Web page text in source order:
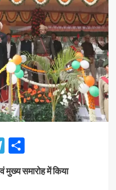
Telegram
समारोह में किया